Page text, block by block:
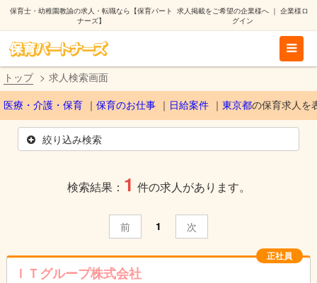
保育士・幼稚園教諭の求人・転職なら【保育パート
ナーズ】
求人掲載をご希望の企業様へ｜ 企業様ロ
グイン
トップ 求人検索画面
医療・介護・保育 保育のお仕事 日給案件 東京都の保育求人を
絞り込み検索
検索結果： 1 件の求人があります。
前 1 次
正社員
ＩＴグループ株式会社